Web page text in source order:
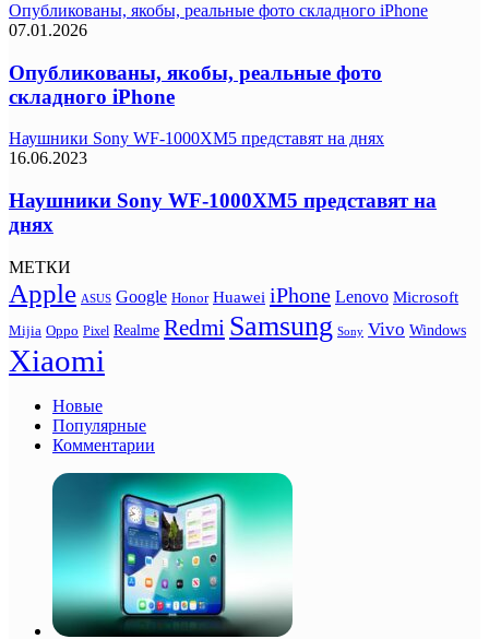
Опубликованы, якобы, реальные фото складного iPhone
07.01.2026
Опубликованы, якобы, реальные фото
складного iPhone
Наушники Sony WF-1000XM5 представят на днях
16.06.2023
Наушники Sony WF-1000XM5 представят на
днях
МЕТКИ
Apple ASUS Google Honor Huawei iPhone Lenovo Microsoft
Mijia Oppo Pixel Realme Redmi Samsung Sony Vivo Windows
Xiaomi
Новые
Популярные
Комментарии